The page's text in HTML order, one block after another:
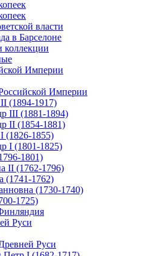
власти
в Барселоне
коллекции
Империи
Империи
(1894-1917)
III (1881-1894)
II (1854-1881)
(1826-1855)
I (1801-1825)
1801)
II (1762-1796)
(1741-1762)
(1730-1740)
1725)
Руси
Руси